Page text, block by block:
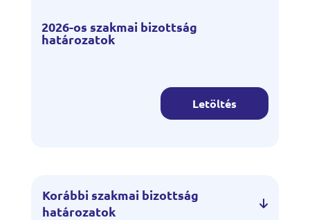
2026-os szakmai bizottság
határozatok
Letöltés
Korábbi szakmai bizottság
határozatok